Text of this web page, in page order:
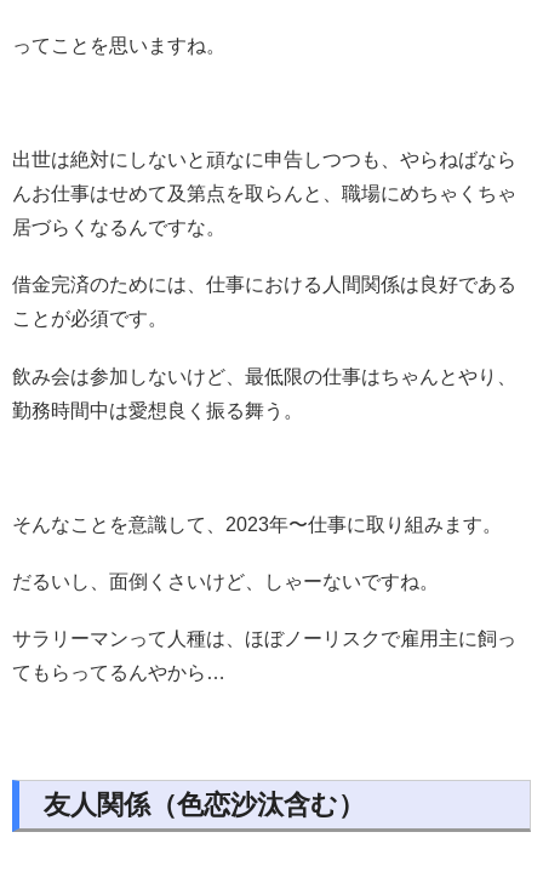
ってことを思いますね。
出世は絶対にしないと頑なに申告しつつも、やらねばなら
んお仕事はせめて及第点を取らんと、職場にめちゃくちゃ
居づらくなるんですな。
借金完済のためには、仕事における人間関係は良好である
ことが必須です。
飲み会は参加しないけど、最低限の仕事はちゃんとやり、
勤務時間中は愛想良く振る舞う。
そんなことを意識して、2023年〜仕事に取り組みます。
だるいし、面倒くさいけど、しゃーないですね。
サラリーマンって人種は、ほぼノーリスクで雇用主に飼っ
てもらってるんやから…
友人関係（色恋沙汰含む）